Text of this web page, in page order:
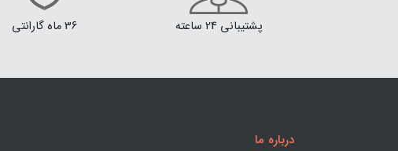
36 ماه گارانتی پشتیبانی 24 ساعته
درباره ما